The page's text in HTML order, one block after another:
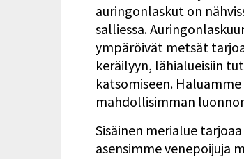
auringonlaskut on
salliessa.
ympäröivät metsät
keräilyyn, lähialueisiin
katsomiseen.
mahdollisimman
Sisäinen merialue
asensimme venepoijuja